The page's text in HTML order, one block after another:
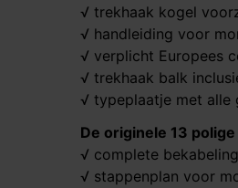
√ trekhaak kogel
√ handleiding voor
√ verplicht Europees
√ trekhaak balk
√ typeplaatje met alle
De originele 13
√ complete
√ stappenplan voor